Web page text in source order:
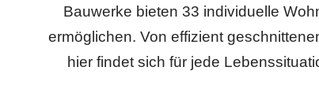
Bauwerke bieten 33 individuelle
ermöglichen. Von effizient
hier findet sich für jede